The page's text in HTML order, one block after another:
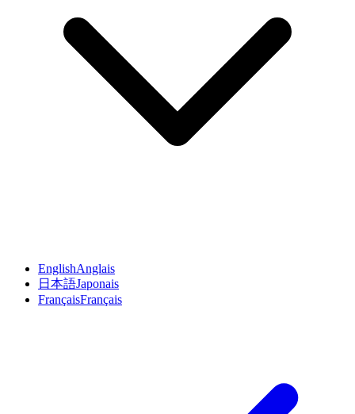
EnglishAnglais
日本語Japonais
FrançaisFrançais